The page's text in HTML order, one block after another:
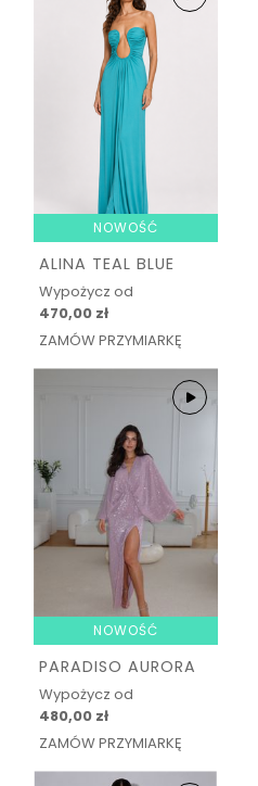
NOWOŚĆ
ALINA TEAL BLUE
Wypożycz od
470,00 zł
ZAMÓW PRZYMIARKĘ
NOWOŚĆ
PARADISO AURORA
Wypożycz od
480,00 zł
ZAMÓW PRZYMIARKĘ